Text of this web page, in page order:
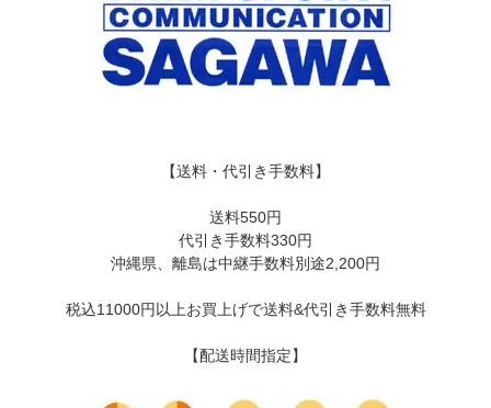
【送料・代引き手数料】
送料550円
代引き手数料330円
沖縄県、離島は中継手数料別途2,200円
税込11000円以上お買上げで送料&代引き手数料無料
【配送時間指定】